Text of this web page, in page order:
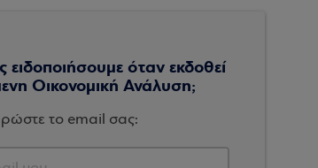
όταν εκδοθεί
Οικονομική Ανάλυση;
το email σας: